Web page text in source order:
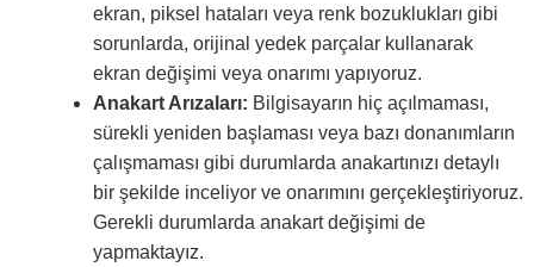
ekran, piksel hataları veya renk bozuklukları gibi
sorunlarda, orijinal yedek parçalar kullanarak
ekran değişimi veya onarımı yapıyoruz.
Anakart Arızaları: Bilgisayarın hiç açılmaması,
sürekli yeniden başlaması veya bazı donanımların
çalışmaması gibi durumlarda anakartınızı detaylı
bir şekilde inceliyor ve onarımını gerçekleştiriyoruz.
Gerekli durumlarda anakart değişimi de
yapmaktayız.